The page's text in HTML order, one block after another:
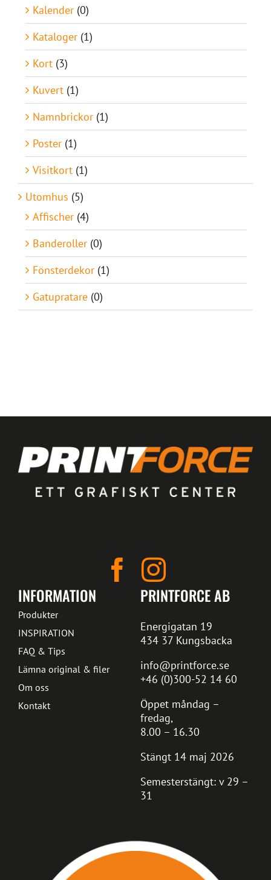
Kalender (0)
Kataloger (1)
Kort (3)
Kuvert (1)
Namnbrickor (1)
Poster (1)
Visitkort (1)
Utomhus (5)
Affischer (4)
Banderoller (0)
Fönsterdekor (1)
Gatupratare (0)
PRINTFORCE AB
Energigatan 19
434 37 Kungsbacka
info@printforce.se
+46 (0)300-52 14 60
Öppet måndag –
fredag,
8.00 – 16.30
Stängt 14 maj 2026
Semesterstängt: v 29 –
31
INFORMATION
Produkter
INSPIRATION
FAQ & Tips
Lämna original & filer
Om oss
Kontakt